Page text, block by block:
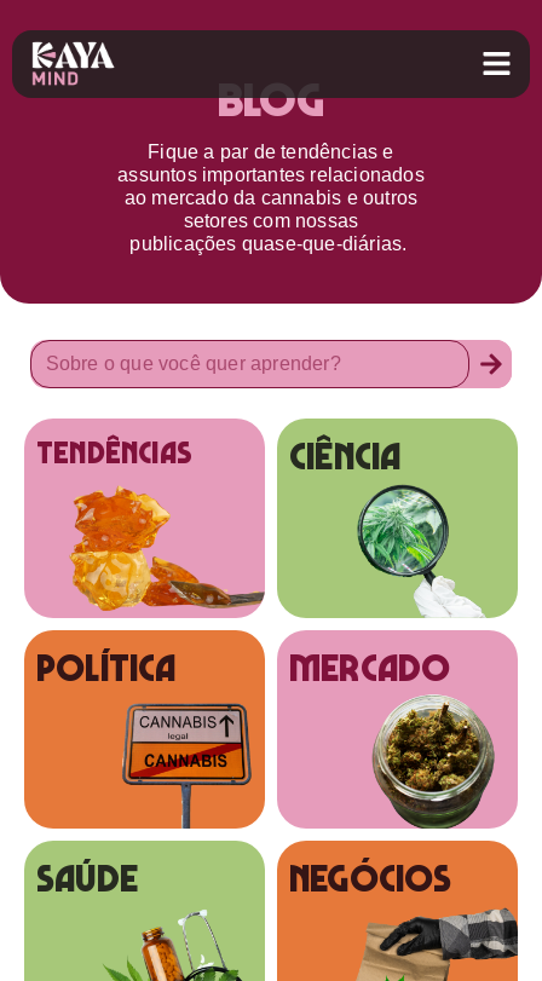
Blog
Fique a par detendências e
assuntos importantes relacionados
ao mercado da cannabis e outros
setorescom nossas
publicações quase-que-diárias.
tendências Ciência
Política MERCADO
SAÚDE NEGÓCIOS